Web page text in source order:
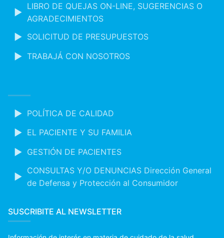
LIBRO DE QUEJAS ON-LINE, SUGERENCIAS O
AGRADECIMIENTOS
SOLICITUD DE PRESUPUESTOS
TRABAJÁ CON NOSOTROS
POLÍTICA DE CALIDAD
EL PACIENTE Y SU FAMILIA
GESTIÓN DE PACIENTES
CONSULTAS Y/O DENUNCIAS Dirección General
de Defensa y Protección al Consumidor
SUSCRIBITE AL NEWSLETTER